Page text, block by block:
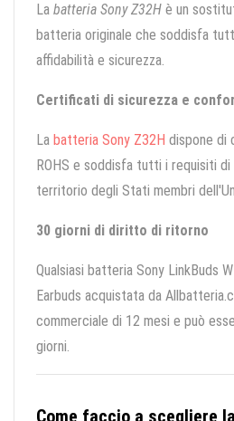
La batteria Sony Z32H è un
batteria originale che soddisfa
affidabilità e sicurezza.
Certificati di sicurezza e
La batteria Sony Z32H dispone di
ROHS e soddisfa tutti i requisiti di
territorio degli Stati membri
30 giorni di diritto di ritorno
Qualsiasi batteria Sony LinkBuds
Earbuds acquistata da
commerciale di 12 mesi e può
giorni.